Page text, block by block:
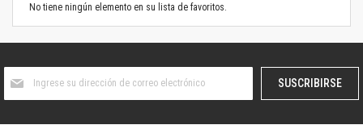
No tiene ningún elemento en su lista de favoritos.
boletín
SUSCRIBIRSE